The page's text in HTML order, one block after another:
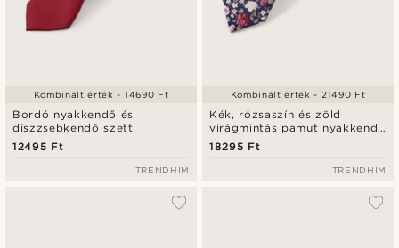
Bordó nyakkendő és
díszzsebkendő szett
12495 Ft
Kombinált érték - 14690 Ft
TRENDHIM
Kék, rózsaszín és zöld
virágmintás pamut nyakkendő
és díszzsebkendő szett
18295 Ft
Kombinált érték - 21490 Ft
TRENDHIM